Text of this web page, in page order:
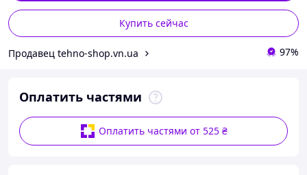
Купить сейчас
Продавец tehno-shop.vn.ua 97%
Оплатить частями
Оплатить частями от 525 ₴